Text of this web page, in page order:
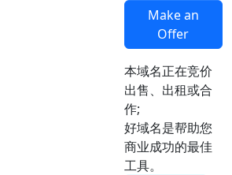
Make an
Offer
本域名正在竞价
出售、出租或合
作;
好域名是帮助您
商业成功的最佳
工具。